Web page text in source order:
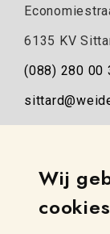
Wij
cookies
6135 KV
(088) 280 00
Simon
8013 NB